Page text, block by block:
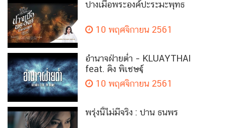
ปางเมื่อพระองค์ปะระมะพุทธ
10 พฤศจิกายน 2561
อำนาจฝ่ายต่ำ – KLUAYTHAI
feat. คิง พิเชษฐ์
10 พฤศจิกายน 2561
พรุ่งนี้ไม่มีจริง : ปาน ธนพร